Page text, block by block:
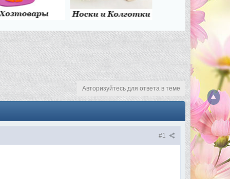
Авторизуйтесь для ответа в теме
#1